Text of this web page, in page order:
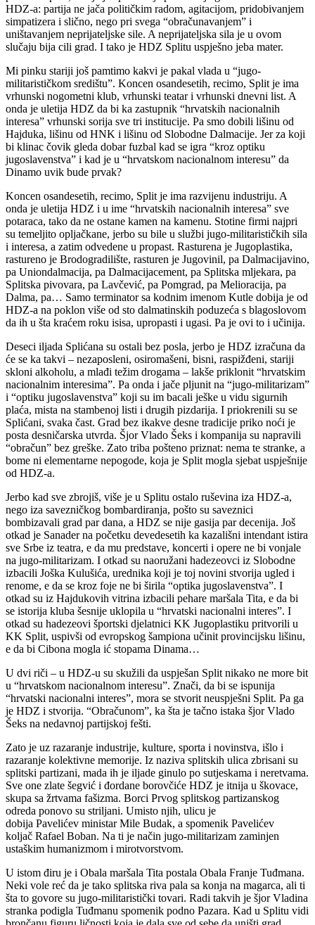
HDZ-a: partija ne jača političkim radom, agitacijom, pridobivanjem
simpatizera i slično, nego pri svega “obračunavanjem” i
uništavanjem neprijateljske sile. A neprijateljska sila je u ovom
slučaju bija cili grad. I tako je HDZ Splitu uspješno jeba mater.
Mi pinku stariji još pamtimo kakvi je pakal vlada u “jugo-
militarističkom središtu”. Koncen osandesetih, recimo, Split je ima
vrhunski nogometni klub, vrhunski teatar i vrhunski dnevni list. A
onda je uletija HDZ da bi ka zastupnik “hrvatskih nacionalnih
interesa” vrhunski sorija sve tri institucije. Pa smo dobili lišinu od
Hajduka, lišinu od HNK i lišinu od Slobodne Dalmacije. Jer za koji
bi klinac čovik gleda dobar fuzbal kad se igra “kroz optiku
jugoslavenstva” i kad je u “hrvatskom nacionalnom interesu” da
Dinamo uvik bude prvak?
Koncen osandesetih, recimo, Split je ima razvijenu industriju. A
onda je uletija HDZ i u ime “hrvatskih nacionalnih interesa” sve
potaraca, tako da ne ostane kamen na kamenu. Stotine firmi najpri
su temeljito opljačkane, jerbo su bile u službi jugo-militarističkih sila
i interesa, a zatim odvedene u propast. Rasturena je Jugoplastika,
rastureno je Brodogradilište, rasturen je Jugovinil, pa Dalmacijavino,
pa Uniondalmacija, pa Dalmacijacement, pa Splitska mljekara, pa
Splitska pivovara, pa Lavčević, pa Pomgrad, pa Melioracija, pa
Dalma, pa… Samo terminator sa kodnim imenom Kutle dobija je od
HDZ-a na poklon više od sto dalmatinskih poduzeća s blagoslovom
da ih u šta kraćem roku isisa, upropasti i ugasi. Pa je ovi to i učinija.
Deseci iljada Splićana su ostali bez posla, jerbo je HDZ izračuna da
će se ka takvi – nezaposleni, osiromašeni, bisni, raspižđeni, stariji
skloni alkoholu, a mlađi težim drogama – lakše priklonit “hrvatskim
nacionalnim interesima”. Pa onda i jače pljunit na “jugo-militarizam”
i “optiku jugoslavenstva” koji su im bacali ješke u vidu sigurnih
plaća, mista na stambenoj listi i drugih pizdarija. I priokrenili su se
Splićani, svaka čast. Grad bez ikakve desne tradicije priko noći je
posta desničarska utvrda. Šjor Vlado Šeks i kompanija su napravili
“obračun” bez greške. Zato triba pošteno priznat: nema te stranke, a
bome ni elementarne nepogode, koja je Split mogla sjebat uspješnije
od HDZ-a.
Jerbo kad sve zbrojiš, više je u Splitu ostalo ruševina iza HDZ-a,
nego iza savezničkog bombardiranja, pošto su saveznici
bombizavali grad par dana, a HDZ se nije gasija par decenija. Još
otkad je Sanader na početku devedesetih ka kazališni intendant istira
sve Srbe iz teatra, e da mu predstave, koncerti i opere ne bi vonjale
na jugo-militarizam. I otkad su naoružani hadezeovci iz Slobodne
izbacili Joška Kulušića, urednika koji je toj novini stvorija ugled i
renome, e da se kroz foje ne bi širila “optika jugoslavenstva”. I
otkad su iz Hajdukovih vitrina izbacili pehare maršala Tita, e da bi
se istorija kluba šesnije uklopila u “hrvatski nacionalni interes”. I
otkad su hadezeovi športski djelatnici KK Jugoplastiku pritvorili u
KK Split, uspivši od evropskog šampiona učinit provincijsku lišinu,
e da bi Cibona mogla ić stopama Dinama…
U dvi riči – u HDZ-u su skužili da uspješan Split nikako ne more bit
u “hrvatskom nacionalnom interesu”. Znači, da bi se ispunija
“hrvatski nacionalni interes”, mora se stvorit neuspješni Split. Pa ga
je HDZ i stvorija. “Obračunom”, ka šta je tačno istaka šjor Vlado
Šeks na nedavnoj partijskoj fešti.
Zato je uz razaranje industrije, kulture, sporta i novinstva, išlo i
razaranje kolektivne memorije. Iz naziva splitskih ulica zbrisani su
splitski partizani, mada ih je iljade ginulo po sutjeskama i neretvama.
Sve one zlate šegvić i đordane borovčiće HDZ je itnija u škovace,
skupa sa žrtvama fašizma. Borci Prvog splitskog partizanskog
odreda ponovo su striljani. Umisto njih, ulicu je
dobija Pavelićev ministar Mile Budak, a spomenik Pavelićev
koljač Rafael Boban. Na ti je način jugo-militarizam zaminjen
ustaškim humanizmom i mirotvorstvom.
U istom điru je i Obala maršala Tita postala Obala Franje Tuđmana.
Neki vole reć da je tako splitska riva pala sa konja na magarca, ali ti
šta to govore su jugo-militaristički tovari. Radi takvih je šjor Vladina
stranka podigla Tuđmanu spomenik podno Pazara. Kad u Splitu vidi